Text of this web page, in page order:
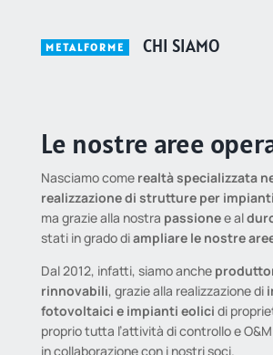
METALFORME CHI SIAMO
Le nostre aree
Nasciamo come realtà specializzata
realizzazione di strutture per
ma grazie alla nostra passionee al
stati in grado diampliare le nostre
Dal 2012, infatti, siamo anche
rinnovabili, grazie alla realizzazione di
fotovoltaici e impianti eolici di
proprio tutta l’attività di controllo e
in collaborazione con i nostri soci.